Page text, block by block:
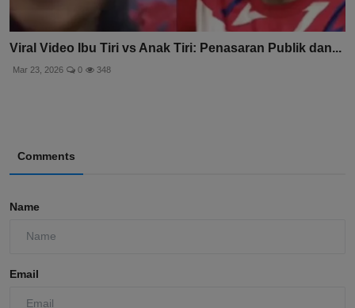
Viral Video Ibu Tiri vs Anak Tiri: Penasaran Publik dan...
Mar 23, 2026 0 348
Comments
Name
Email